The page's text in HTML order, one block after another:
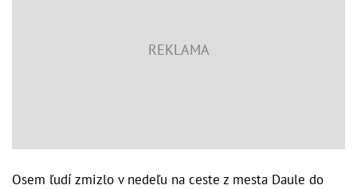
Osem ľudí zmizlo v nedeľu na ceste z mesta Daule do